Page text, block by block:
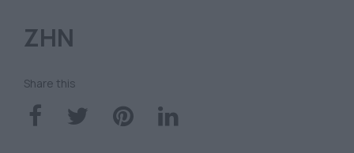
ΖΗΝ
Share this